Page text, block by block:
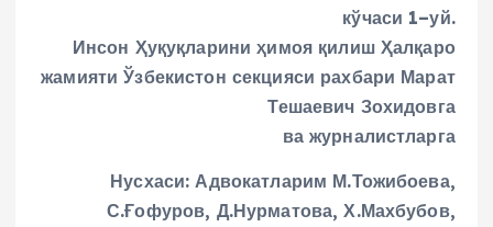
кўчаси 1–уй.
Инсон Ҳуқуқларини ҳимоя қилиш Ҳалқаро
жамияти Ўзбекистон секцияси рахбари Марат
Тешаевич Зохидовга
ва журналистларга
Нусхаси: Адвокатларим М.Тожибоева,
С.Ғофуров, Д.Нурматова, Х.Махбубов,